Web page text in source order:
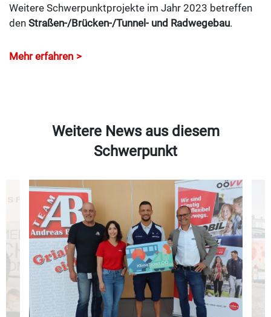
Weitere Schwerpunktprojekte im Jahr 2023 betreffen
den Straßen-/Brücken-/Tunnel- und Radwegebau.
Mehr erfahren
Weitere News aus diesem
Schwerpunkt